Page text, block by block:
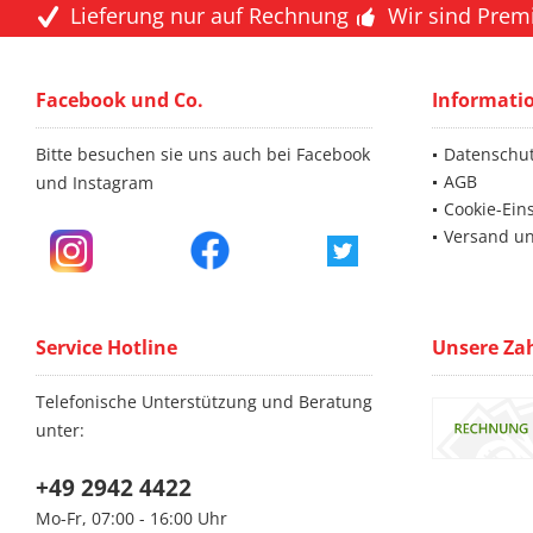
Lieferung nur auf Rechnung Wir sind
Facebook und Co.
Bitte besuchen sie uns auch bei Facebook
und Instagram
AGB
Cookie-
Versand
Service Hotline
Telefonische Unterstützung und Beratung
unter:
+49 2942 4422
Mo-Fr, 07:00 - 16:00 Uhr
Unsere